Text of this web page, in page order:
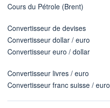
Cours du Pétrole (Brent)
Convertisseur de devises
Convertisseur dollar / euro
Convertisseur euro / dollar
Convertisseur livres / euro
Convertisseur franc suisse / euro